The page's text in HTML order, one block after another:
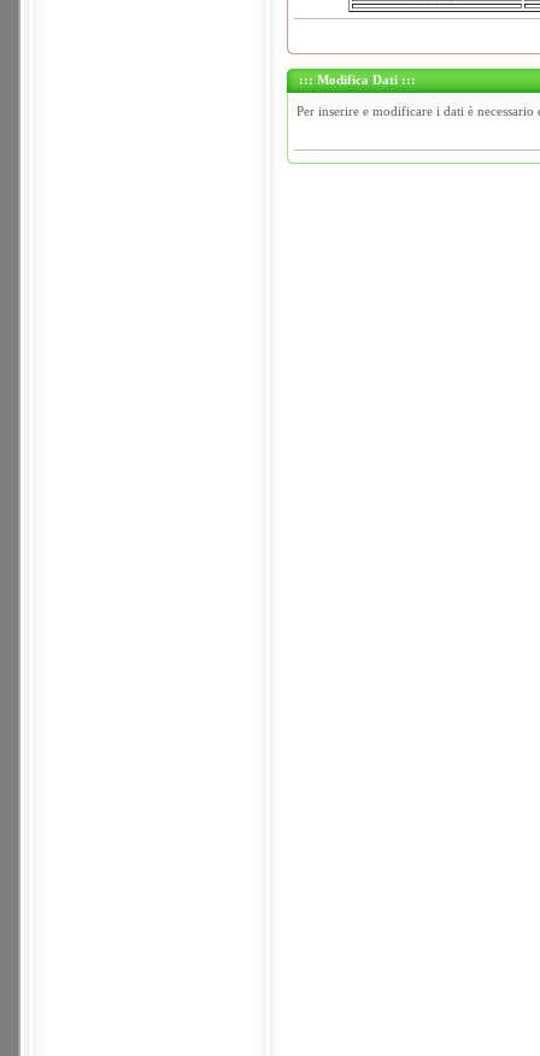
::: Modifica Dati :::
Per inserire e modificare i dati è necessario